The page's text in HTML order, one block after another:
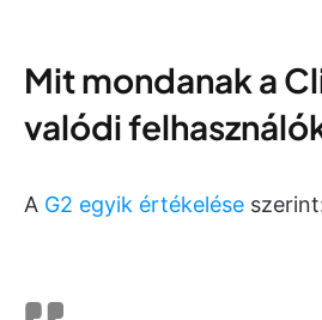
Mit mondanak a
valódi
A G2 egyik értékelése